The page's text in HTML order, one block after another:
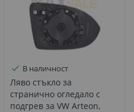
В наличност
Ляво стъкло за
странично огледало с
подгрев за VW Arteon,